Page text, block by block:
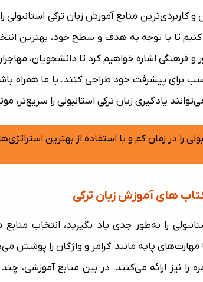
و کاربردی‌ترین منابع آموزش زبان ترکی
تا با توجه به هدف و سطح خود، بهترین
فرهنگی اشاره خواهیم کرد تا دانشجویان،
برای پیشرفت خود طراحی کنند. با ما همراه
یادگیری زبان ترکی استانبولی را سریع‌تر،
را در زمان کم و با استفاده از بهترین
های آموزش زبان ترکی
را به‌طور جدی یاد بگیرید، انتخاب
پایه مانند گرامر و واژگان را پوشش
را نیز ارائه می‌کنند. در بین منابع